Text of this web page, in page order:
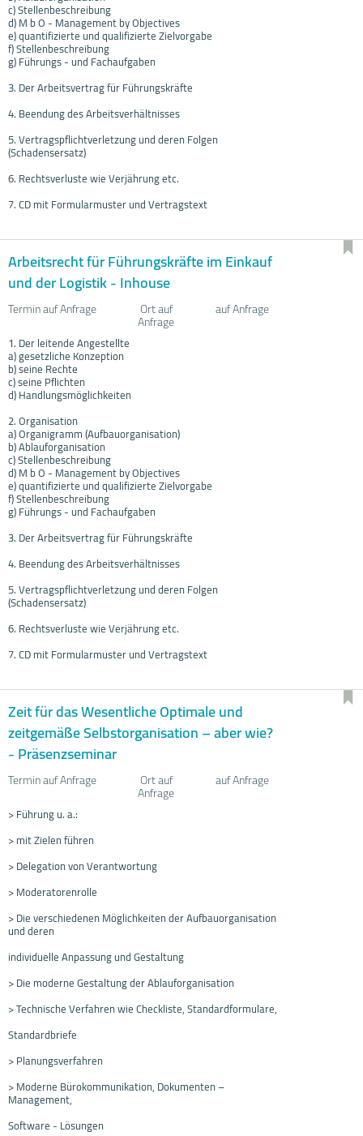
c) Stellenbeschreibung
d) M b O - Management by Objectives
e) quantifizierte und qualifizierte Zielvorgabe
f) Stellenbeschreibung
g) Führungs - und Fachaufgaben
3. Der Arbeitsvertrag für Führungskräfte
4. Beendung des Arbeitsverhältnisses
5. Vertragspflichtverletzung und deren Folgen
(Schadensersatz)
6. Rechtsverluste wie Verjährung etc.
7. CD mit Formularmuster und Vertragstext
Arbeitsrecht für Führungskräfte im Einkauf
und der Logistik - Inhouse
Termin auf Anfrage Ort auf
Anfrage
auf Anfrage
1. Der leitende Angestellte
a) gesetzliche Konzeption
b) seine Rechte
c) seine Pflichten
d) Handlungsmöglichkeiten
2. Organisation
a) Organigramm (Aufbauorganisation)
b) Ablauforganisation
c) Stellenbeschreibung
d) M b O - Management by Objectives
e) quantifizierte und qualifizierte Zielvorgabe
f) Stellenbeschreibung
g) Führungs - und Fachaufgaben
3. Der Arbeitsvertrag für Führungskräfte
4. Beendung des Arbeitsverhältnisses
5. Vertragspflichtverletzung und deren Folgen
(Schadensersatz)
6. Rechtsverluste wie Verjährung etc.
7. CD mit Formularmuster und Vertragstext
Zeit für das Wesentliche Optimale und
zeitgemäße Selbstorganisation – aber wie?
- Präsenzseminar
Termin auf Anfrage Ort auf
Anfrage
auf Anfrage
> Führung u. a.:
> mit Zielen führen
> Delegation von Verantwortung
> Moderatorenrolle
> Die verschiedenen Möglichkeiten der Aufbauorganisation
und deren
individuelle Anpassung und Gestaltung
> Die moderne Gestaltung der Ablauforganisation
> Technische Verfahren wie Checkliste, Standardformulare,
Standardbriefe
> Planungsverfahren
> Moderne Bürokommunikation, Dokumenten –
Management,
Software - Lösungen